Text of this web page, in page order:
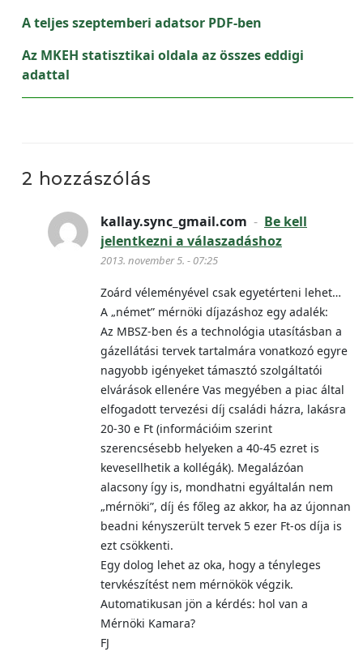
A teljes szeptemberi adatsor PDF-ben
Az MKEH statisztikai oldala az összes eddigi
adattal
2 hozzászólás
kallay.sync_gmail.com - Be kell
jelentkezni a válaszadáshoz
2013. november 5. - 07:25
Zoárd véleményével csak egyetérteni lehet…
A „német” mérnöki díjazáshoz egy adalék:
Az MBSZ-ben és a technológia utasításban a
gázellátási tervek tartalmára vonatkozó egyre
nagyobb igényeket támasztó szolgáltatói
elvárások ellenére Vas megyében a piac által
elfogadott tervezési díj családi házra, lakásra
20-30 e Ft (információim szerint
szerencsésebb helyeken a 40-45 ezret is
kevesellhetik a kollégák). Megalázóan
alacsony így is, mondhatni egyáltalán nem
„mérnöki”, díj és főleg az akkor, ha az újonnan
beadni kényszerült tervek 5 ezer Ft-os díja is
ezt csökkenti.
Egy dolog lehet az oka, hogy a tényleges
tervkészítést nem mérnökök végzik.
Automatikusan jön a kérdés: hol van a
Mérnöki Kamara?
FJ